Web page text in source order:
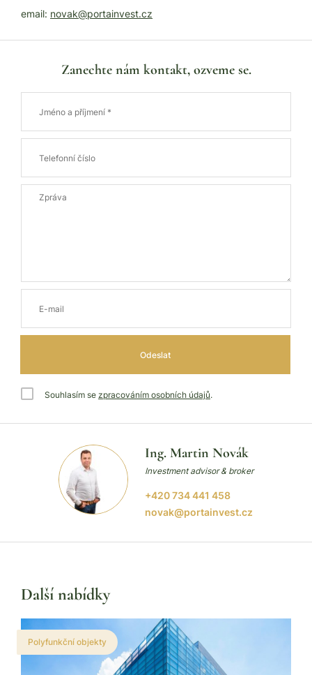
email: novak@portainvest.cz
Zanechte nám kontakt, ozveme se.
Souhlasím se zpracováním osobních údajů.
Ing. Martin Novák
Investment advisor & broker
+420 734 441 458
novak@portainvest.cz
Další nabídky
Polyfunkční objekty